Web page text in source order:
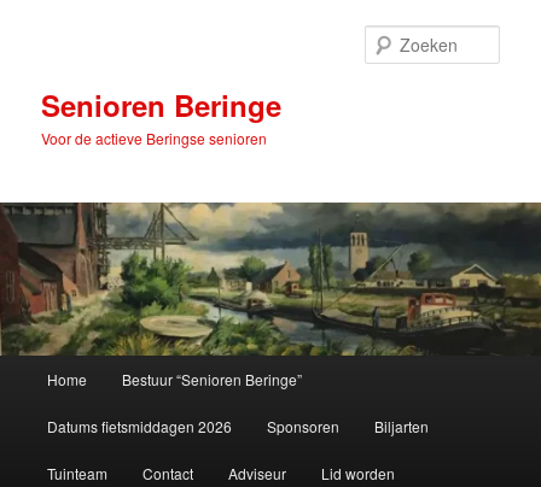
inhoudSenioren Beringe
Voor de actieve Beringse senioren
Home Bestuur “Senioren Beringe”
Datums fietsmiddagen 2026 Sponsoren Biljarten
Tuinteam Contact Adviseur Lid worden